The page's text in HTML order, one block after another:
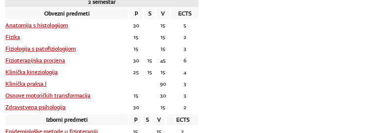
2 semestar
Obvezni predmeti
P S V
ECTS
Anatomija s histologijom
30 15
5
Fizika
15 15
2
Fiziologija s patofiziologijom
15 15
3
Fizioterapijska procjena
30 15 45
6
Klinička kineziologija
25 15 15
4
Klinička praksa I
90
3
Osnove motoričkih transformacija
15 30
3
Zdravstvena psihologija
30 15
2
Izborni predmeti
P S V
ECTS
Epidemiološke metode u fizioterapiji
15 15 2